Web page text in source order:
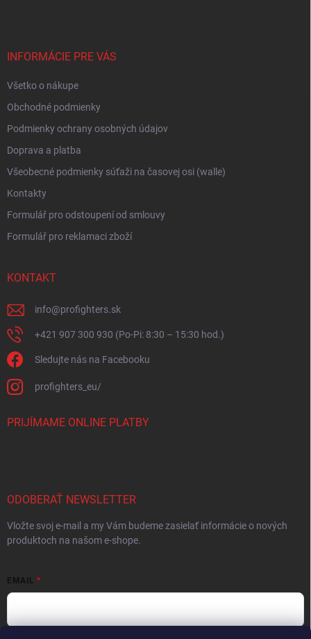
INFORMÁCIE PRE VÁS
Všetko o nákupe
Obchodné podmienky
Podmienky ochrany osobných údajov
Doprava a platba
Všeobecné podmienky súťaži na časovej osi (walle)
Kontakty
Formulář pro odstoupení od smlouvy
Formulář pro reklamaci zboží
KONTAKT
info@profighters.sk
+421 907 300 930 (Po-Pi: 8:30 – 15:30 hod.)
Sledujte nás na Facebooku
profighters_eu/
PRIJÍMAME ONLINE PLATBY
ODOBERAŤ NEWSLETTER
Vložte svoj e-mail a my Vám budeme zasielať informácie o nových
produktoch na našom e-shope.
EMAIL